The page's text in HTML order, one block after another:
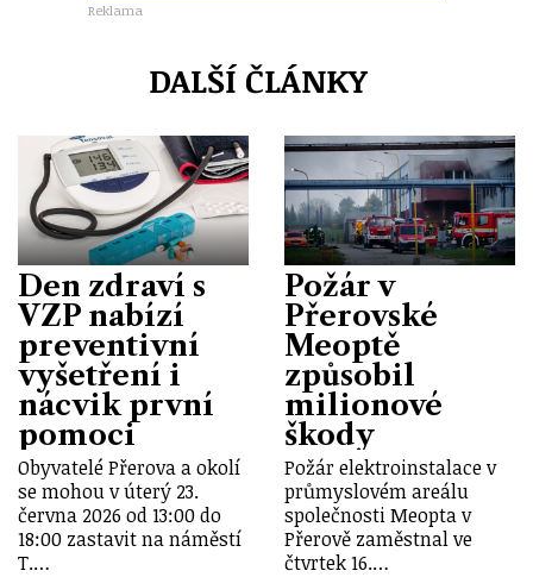
Reklama
DALŠÍ ČLÁNKY
Den zdraví s
VZP nabízí
preventivní
vyšetření i
nácvik první
pomoci
Obyvatelé Přerova a okolí
se mohou v úterý 23.
června 2026 od 13:00 do
18:00 zastavit na náměstí
T.…
Požár v
Přerovské
Meoptě
způsobil
milionové
škody
Požár elektroinstalace v
průmyslovém areálu
společnosti Meopta v
Přerově zaměstnal ve
čtvrtek 16.…